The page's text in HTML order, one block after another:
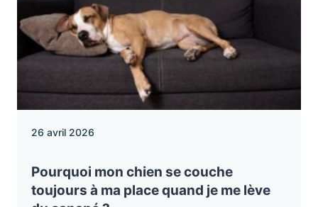
26 avril 2026
Pourquoi mon chien se couche
toujours à ma place quand je me lève